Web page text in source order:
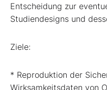
Entscheidung zur
Studiendesigns und
Ziele:
* Reproduktion der
Wirksamkeitsdaten von